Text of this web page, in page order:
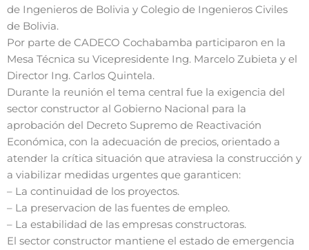
de Ingenieros de Bolivia y Colegio de Ingenieros Civiles
de Bolivia.
Por parte de CADECO Cochabamba participaron en la
Mesa Técnica su Vicepresidente Ing. Marcelo Zubieta y el
Director Ing. Carlos Quintela.
Durante la reunión el tema central fue la exigencia del
sector constructor al Gobierno Nacional para la
aprobación del Decreto Supremo de Reactivación
Económica, con la adecuación de precios, orientado a
atender la crítica situación que atraviesa la construcción y
a viabilizar medidas urgentes que garanticen:
– La continuidad de los proyectos.
– La preservacion de las fuentes de empleo.
– La estabilidad de las empresas constructoras.
El sector constructor mantiene el estado de emergencia